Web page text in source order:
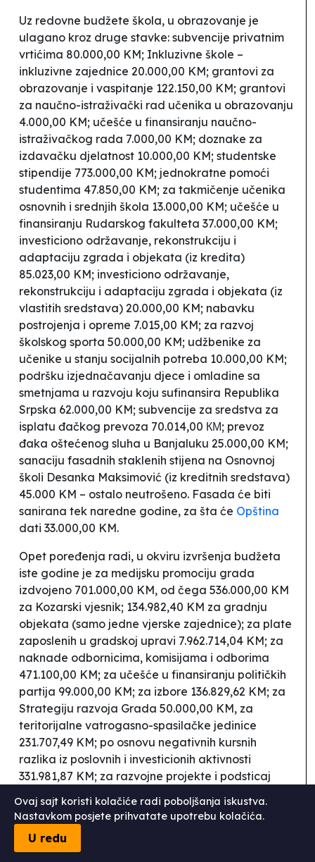
Uz redovne budžete škola, u obrazovanje je
ulagano kroz druge stavke: subvencije privatnim
vrtićima 80.000,00 KM; Inkluzivne škole –
inkluzivne zajednice 20.000,00 KM; grantovi za
obrazovanje i vaspitanje 122.150,00 KM; grantovi
za naučno-istraživački rad učenika u obrazovanju
4.000,00 KM; učešće u finansiranju naučno-
istraživačkog rada 7.000,00 KM; doznake za
izdavačku djelatnost 10.000,00 KM; studentske
stipendije 773.000,00 KM; jednokratne pomoći
studentima 47.850,00 KM; za takmičenje učenika
osnovnih i srednjih škola 13.000,00 KM; učešće u
finansiranju Rudarskog fakulteta 37.000,00 KM;
investiciono održavanje, rekonstrukciju i
adaptaciju zgrada i objekata (iz kredita)
85.023,00 KM; investiciono održavanje,
rekonstrukciju i adaptaciju zgrada i objekata (iz
vlastitih sredstava) 20.000,00 KM; nabavku
postrojenja i opreme 7.015,00 KM; za razvoj
školskog sporta 50.000,00 KM; udžbenike za
učenike u stanju socijalnih potreba 10.000,00 KM;
podršku izjednačavanju djece i omladine sa
smetnjama u razvoju koju sufinansira Republika
Srpska 62.000,00 KM; subvencije za sredstva za
isplatu đačkog prevoza 70.014,00 КМ; prevoz
đaka oštećenog sluha u Banjaluku 25.000,00 KM;
sanaciju fasadnih staklenih stijena na Osnovnoj
školi Desanka Maksimović (iz kreditnih sredstava)
45.000 KM – ostalo neutrošeno. Fasada će biti
sanirana tek naredne godine, za šta će Opština
dati 33.000,00 KM.
Opet poređenja radi, u okviru izvršenja budžeta
iste godine je za medijsku promociju grada
izdvojeno 701.000,00 KM, od čega 536.000,00 KM
za Kozarski vjesnik; 134.982,40 KM za gradnju
objekata (samo jedne vjerske zajednice); za plate
zaposlenih u gradskoj upravi 7.962.714,04 KM; za
naknade odbornicima, komisijama i odborima
471.100,00 KM; za učešće u finansiranju političkih
partija 99.000,00 KM; za izbore 136.829,62 KM; za
Strategiju razvoja Grada 50.000,00 KM, za
teritorijalne vatrogasno-spasilačke jedinice
231.707,49 KM; po osnovu negativnih kursnih
razlika iz poslovnih i investicionih aktivnosti
331.981,87 KM; za razvojne projekte i podsticaj
subvencija za izmirenje duga za električnu
energiju AD Vodovod Prijedor 340.000,00 KM); za
promociju privrednih potencijala Grada Prijedora
Ovaj sajt koristi kolačiće radi poboljšanja iskustva.
Nastavkom posjete prihvatate upotrebu kolačića.
U redu